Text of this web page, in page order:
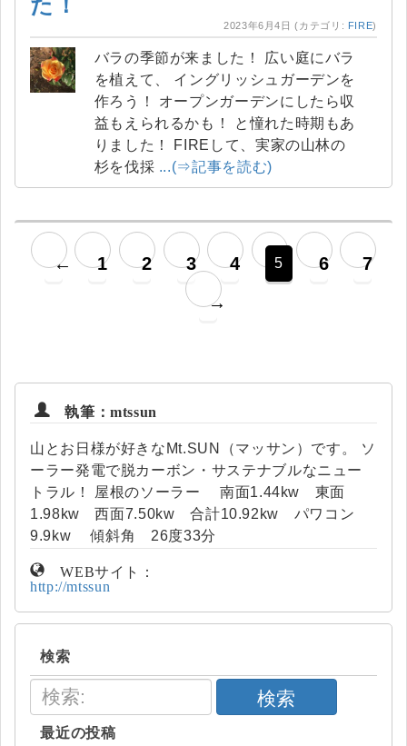
2023年6月4日 (カテゴリ: FIRE)
バラの季節が来ました！ 広い庭にバラ
を植えて、 イングリッシュガーデンを
作ろう！ オープンガーデンにしたら収
益もえられるかも！ と憧れた時期もあ
りました！ FIREして、実家の山林の
杉を伐採 ...(⇒記事を読む)
← 1 2 3 4 5 6
7
→
執筆：mtssun
山とお日様が好きなMt.SUN（マッサン）です。 ソ
ーラー発電で脱カーボン・サステナブルなニュー
トラル！ 屋根のソーラー 南面1.44kw 東面
1.98kw 西面7.50kw 合計10.92kw パワコン
9.9kw 傾斜角 26度33分
WEBサイト：
http://mtssun
検索
検索
最近の投稿